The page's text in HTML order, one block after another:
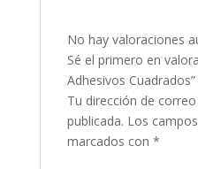
No hay valoraciones
Sé el primero en
Adhesivos Cuadrados”
Tu dirección de
publicada. Los
marcados con *